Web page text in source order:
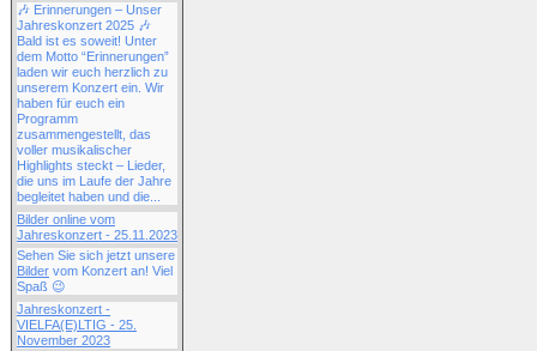
🎶 Erinnerungen – Unser
Jahreskonzert 2025 🎶
Bald ist es soweit! Unter
dem Motto “Erinnerungen”
laden wir euch herzlich zu
unserem Konzert ein. Wir
haben für euch ein
Programm
zusammengestellt, das
voller musikalischer
Highlights steckt – Lieder,
die uns im Laufe der Jahre
begleitet haben und die...
Bilder online vom
Jahreskonzert - 25.11.2023
Sehen Sie sich jetzt unsere
Bilder vom Konzert an! Viel
Spaß 😉
Jahreskonzert -
VIELFA(E)LTIG - 25.
November 2023